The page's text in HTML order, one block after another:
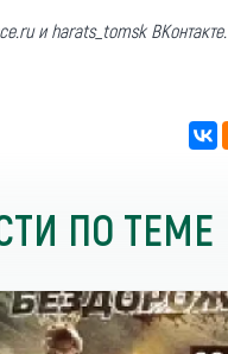
и harats_tomsk ВКонтакте.
ПО ТЕМЕ